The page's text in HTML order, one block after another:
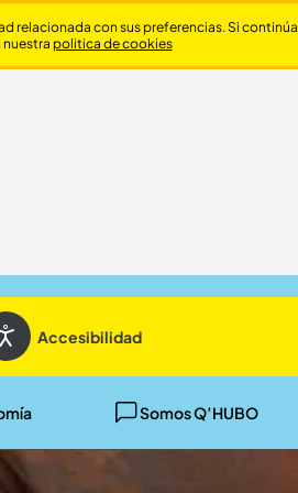
Accesibilidad
Somos Q’HUBO
relacionada con sus preferencias. Si continúa
politica de cookies